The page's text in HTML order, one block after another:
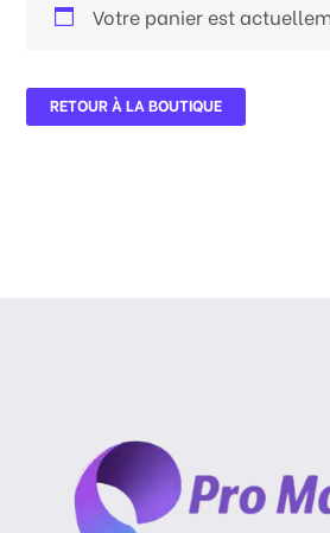
Votre panier est
RETOUR À LA BOUTIQUE